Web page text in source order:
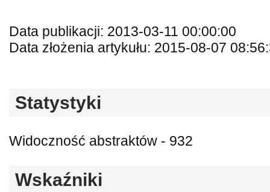
Data publikacji: 2013-03-11 00:00:00
Data złożenia artykułu: 2015-08-07
Statystyki
Widoczność abstraktów - 932
Wskaźniki